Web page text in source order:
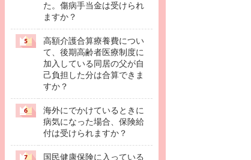
た。傷病手当金は受けられ
ますか？
高額介護合算療養費につい
て、後期高齢者医療制度に
加入している同居の父が自
己負担した分は合算できま
すか？
海外にでかけているときに
病気になった場合、保険給
付は受けられますか？
国民健康保険に入っている